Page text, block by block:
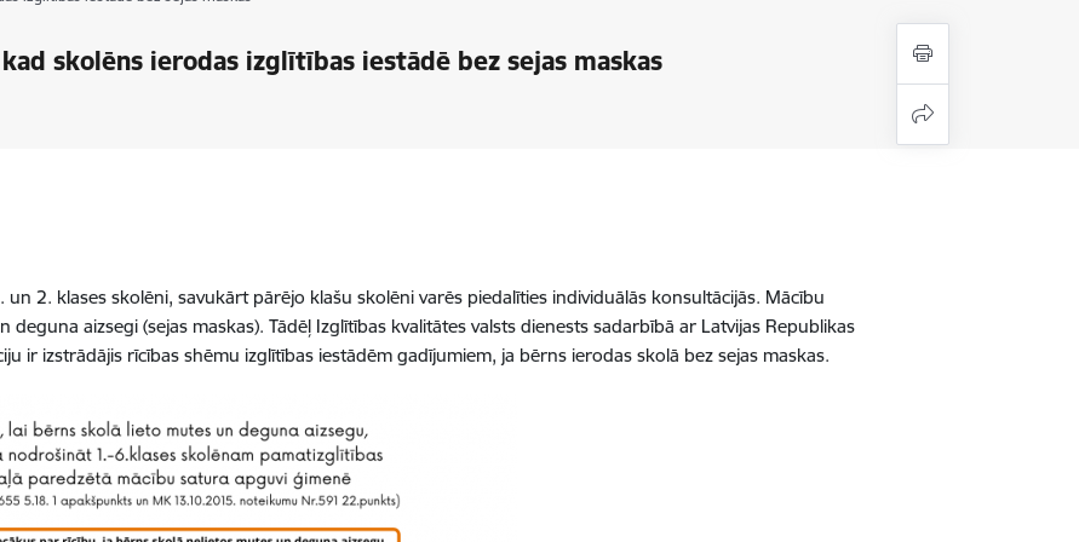
skolēns ierodas izglītības iestādē bez sejas maskas
2. klases skolēni, savukārt pārējo klašu skolēni varēs piedalīties individuālās konsultācijās. Mācību
aizsegi (sejas maskas). Tādēļ Izglītības kvalitātes valsts dienests sadarbībā ar Latvijas Republikas
ir izstrādājis rīcības shēmu izglītības iestādēm gadījumiem, ja bērns ierodas skolā bez sejas maskas.